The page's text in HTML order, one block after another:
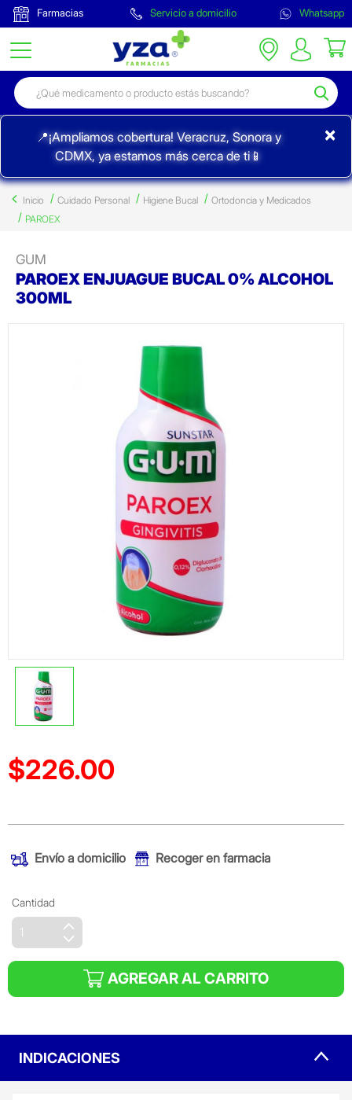
Farmacias Servicio a domicilio Whatsapp
📍¡Ampliamos cobertura! Veracruz, Sonora y
CDMX, ya estamos más cerca de ti📱
×
Inicio Cuidado Personal Higiene Bucal
Ortodoncia y Medicados
PAROEX
GUM
PAROEX ENJUAGUE BUCAL 0% ALCOHOL
300ML
Precio reducido de
$226.00
Envío a domicilio Recoger en farmacia
Cantidad
AGREGAR AL CARRITO
INDICACIONES